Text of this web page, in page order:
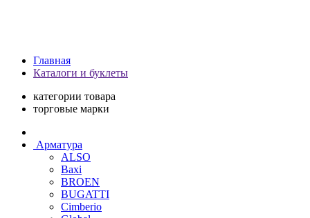
Главная
Каталоги и буклеты
категории товара
торговые марки
Арматура
ALSO
Baxi
BROEN
BUGATTI
Cimberio